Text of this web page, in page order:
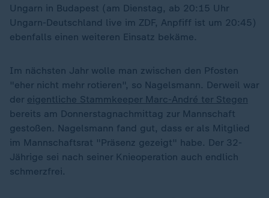
Ungarn in Budapest (am Dienstag, ab 20:15 Uhr
Ungarn-Deutschland live im ZDF, Anpfiff ist um 20:45)
ebenfalls einen weiteren Einsatz bekäme.
Im nächsten Jahr wolle man zwischen den Pfosten
"eher nicht mehr rotieren", so Nagelsmann. Derweil war
der eigentliche Stammkeeper Marc-André ter Stegen
bereits am Donnerstagnachmittag zur Mannschaft
gestoßen. Nagelsmann fand gut, dass er als Mitglied
im Mannschaftsrat "Präsenz gezeigt" habe. Der 32-
Jährige sei nach seiner Knieoperation auch endlich
schmerzfrei.